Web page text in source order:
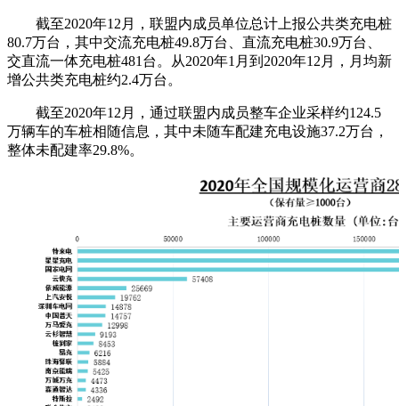
截至2020年12月，联盟内成员单位总计上报公共类充电桩
80.7万台，其中交流充电桩49.8万台、直流充电桩30.9万台、
交直流一体充电桩481台。从2020年1月到2020年12月，月均新
增公共类充电桩约2.4万台。
截至2020年12月，通过联盟内成员整车企业采样约124.5
万辆车的车桩相随信息，其中未随车配建充电设施37.2万台，
整体未配建率29.8%。